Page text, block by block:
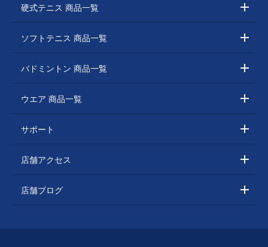
硬式テニス 商品一覧
ソフトテニス 商品一覧
バドミントン 商品一覧
ウエア 商品一覧
サポート
店舗アクセス
店舗ブログ